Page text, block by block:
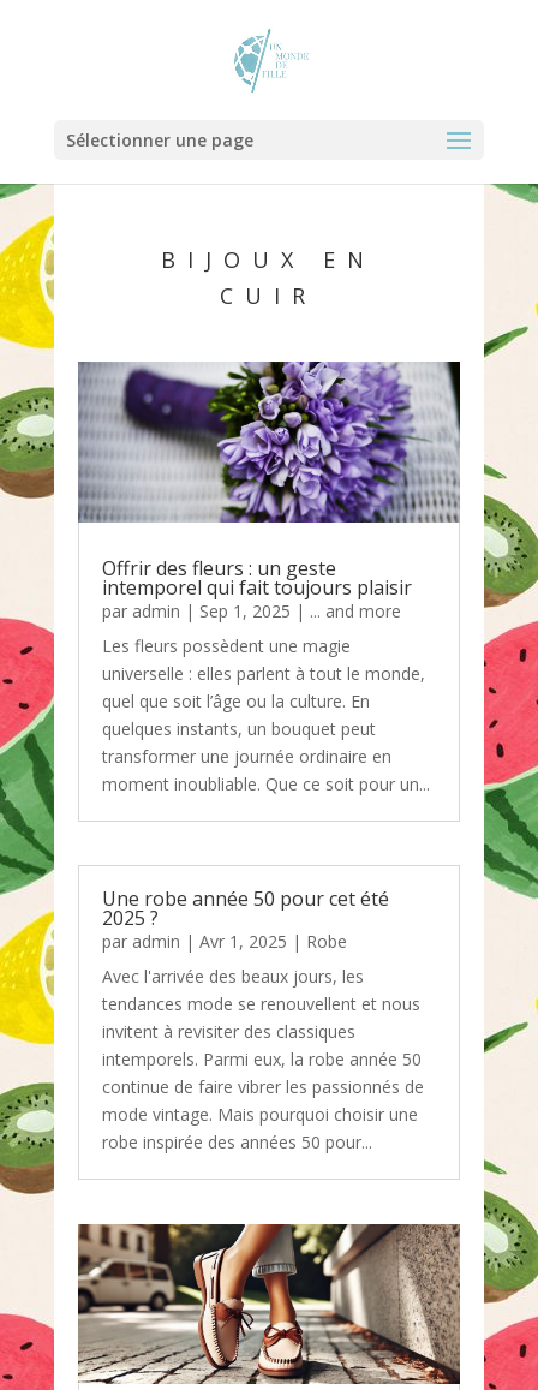
Sélectionner une page
BIJOUX EN
CUIR
Offrir des fleurs : un geste
intemporel qui fait toujours plaisir
par admin | Sep 1, 2025 | ... and more
Les fleurs possèdent une magie
universelle : elles parlent à tout le monde,
quel que soit l’âge ou la culture. En
quelques instants, un bouquet peut
transformer une journée ordinaire en
moment inoubliable. Que ce soit pour un...
Une robe année 50 pour cet été
2025 ?
par admin | Avr 1, 2025 | Robe
Avec l'arrivée des beaux jours, les
tendances mode se renouvellent et nous
invitent à revisiter des classiques
intemporels. Parmi eux, la robe année 50
continue de faire vibrer les passionnés de
mode vintage. Mais pourquoi choisir une
robe inspirée des années 50 pour...